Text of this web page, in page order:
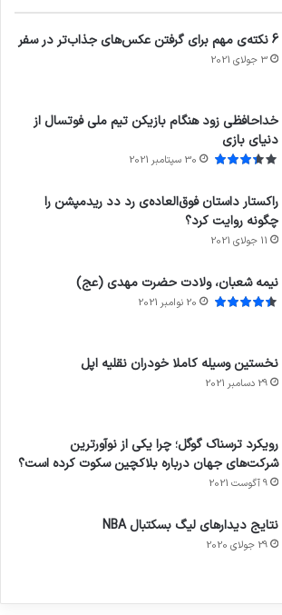
6 نکته‌ی مهم برای گرفتن عکس‌های جذاب‌تر در سفر
3 جولای 2021
خداحافظی زود هنگام بازیکن تیم ملی فوتسال از
دنیای بازی
30 سپتامبر 2021
راکستار داستان فوق‌العاده‌ی رد دد ریدمپشن را
چگونه روایت کرد؟
11 جولای 2021
نیمه شعبان، ولادت حضرت مهدی (عج)
20 نوامبر 2021
نخستین وسیله کاملا خودران نقلیه اپل
29 دسامبر 2021
رویکرد ترسناک گوگل؛ چرا یکی از نوآورترین
شرکت‌های جهان درباره بلاکچین سکوت کرده است؟
9 آگوست 2021
نتایج دیدار‌های لیگ بسکتبال NBA
29 جولای 2020